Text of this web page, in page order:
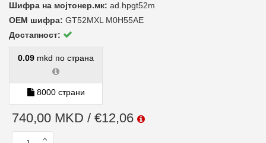
Шифра на мојтонер.мк: ad.hpgt52m
ОЕМ шифра: GT52MXL M0H55AE
Достапност:
0.09 mkd по страна
8000 страни
740,00 MKD / €12,06